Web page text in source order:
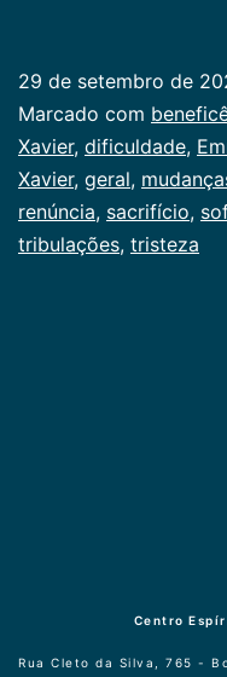
29 de setembro de
Categorizado
como
Publicogeral
Marcado com
Xavier, dificuldade,
Xavier, geral,
renúncia, sacrifício,
tribulações, tristeza
Centro
Rua Cleto da Silva, 765 -